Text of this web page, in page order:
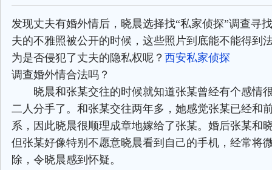
发现丈夫有婚外情后，晓晨选择找“私家侦探”调查寻
夫的不雅照被公开的时候，这些照片到底能不能得到
为是否侵犯了丈夫的隐私权呢？ 西安私家侦探
调查婚外情合法吗？
晓晨和张某交往的时候就知道张某曾经有个感情
二人分手了。和张某交往两年多，她感觉张某已经和
系，因此晓晨很顺理成章地嫁给了张某。婚后张某和
但张某好像特别不愿意晓晨看到自己的手机，经常将
除，令晓晨感到怀疑。